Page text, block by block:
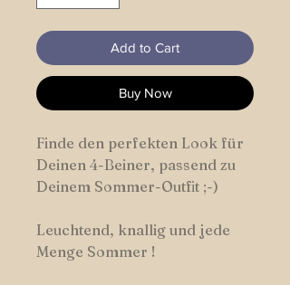
Add to Cart
Buy Now
Finde den perfekten Look für
Deinen 4-Beiner, passend zu
Deinem Sommer-Outfit ;-)
Leuchtend, knallig und jede
Menge Sommer !